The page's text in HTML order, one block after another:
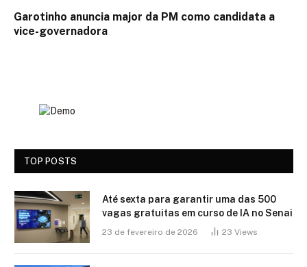
Garotinho anuncia major da PM como candidata a
vice-governadora
TOP POSTS
Até sexta para garantir uma das 500
vagas gratuitas em curso de IA no Senai
23 de fevereiro de 2026 23 Views